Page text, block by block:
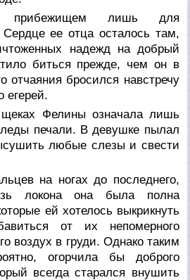
прибежищем лишь для
Сердце ее отца осталось там,
надежд на добрый
биться прежде, чем он в
отчаяния бросился навстречу
егерей.
Фелины означала лишь
печали. В девушке пылал
любые слезы и свести
на ногах до последнего,
локона она была полна
ей хотелось выкрикнуть
от их непомерного
воздух в груди. Однако таким
огорчила бы доброго
всегда старался внушить